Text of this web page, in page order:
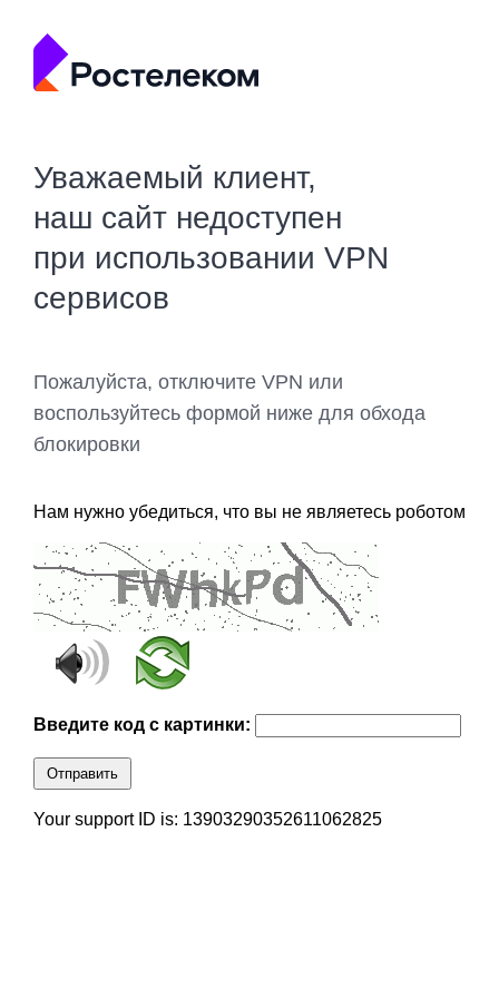
Уважаемый клиент,
наш сайт недоступен
при использовании VPN
сервисов
Пожалуйста, отключите VPN или
воспользуйтесь формой ниже для обхода
блокировки
Нам нужно убедиться, что вы не являетесь роботом
Введите код с картинки:
Отправить
Your support ID is: 13903290352611062825